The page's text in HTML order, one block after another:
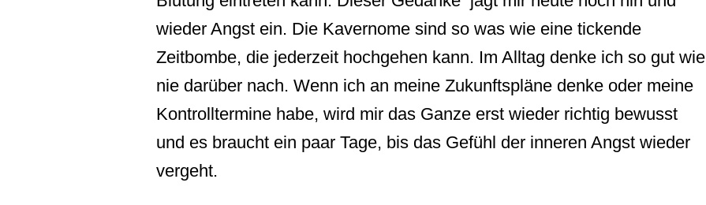
wieder Angst ein. Die Kavernome sind so was wie eine tickende
Zeitbombe, die jederzeit hochgehen kann. Im Alltag denke ich so gut wie
nie darüber nach. Wenn ich an meine Zukunftspläne denke oder meine
Kontrolltermine habe, wird mir das Ganze erst wieder richtig bewusst
und es braucht ein paar Tage, bis das Gefühl der inneren Angst wieder
vergeht.